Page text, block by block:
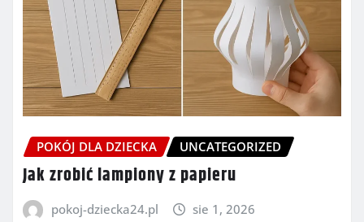
POKÓJ DLA DZIECKA UNCATEGORIZED
Jak zrobić lampiony z papieru
pokoj-dziecka24.pl sie 1, 2026